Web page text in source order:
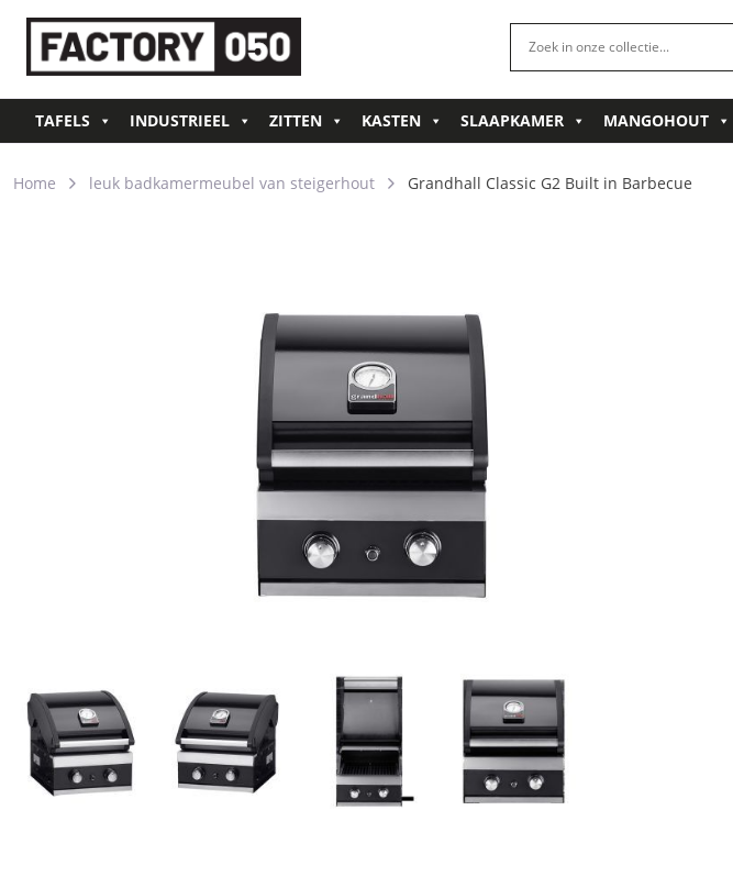
TAFELS INDUSTRIEEL ZITTEN KASTEN SLAAPKAMER MANGOHOUT
Home leuk badkamermeubel van steigerhout Grandhall Classic G2 Built in Barbecue